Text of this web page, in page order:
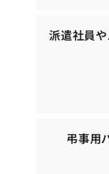
派遣社員
弔事用